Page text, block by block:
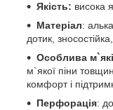
Якість: висока
Матеріал:
дотик,
Особлива
м`якої піни
комфорт і
Перфорація: